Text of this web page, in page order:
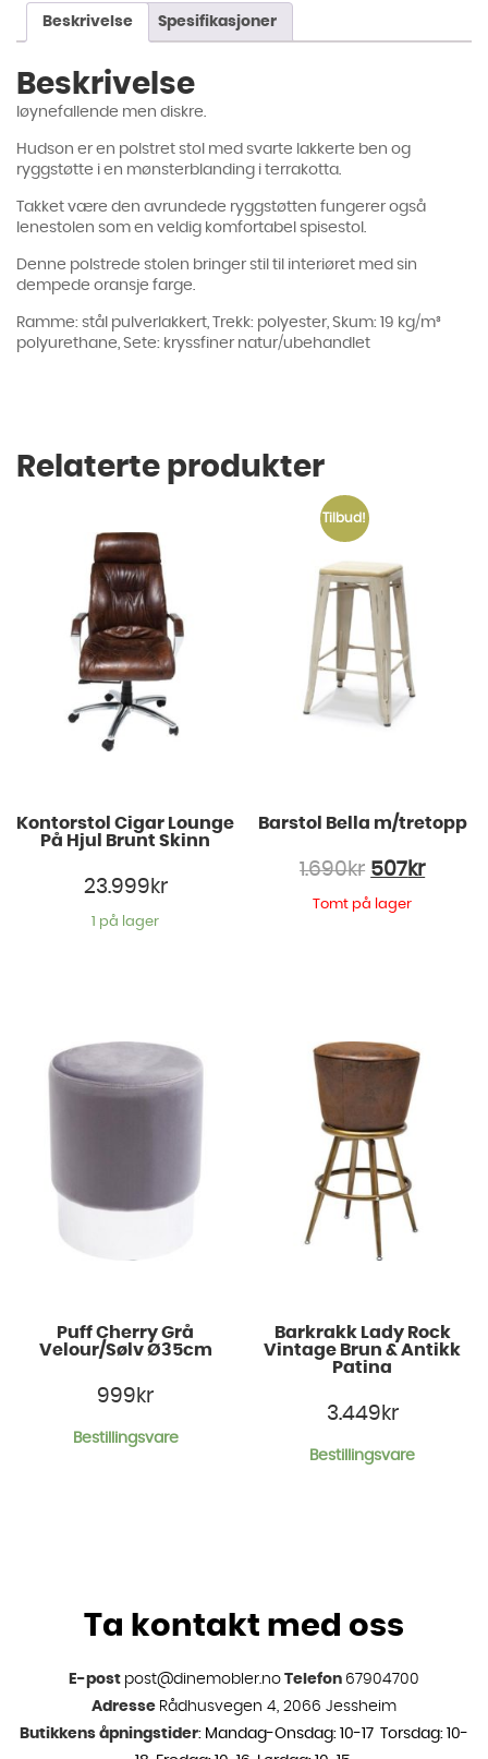
Beskrivelse Spesifikasjoner
Beskrivelse
Iøynefallende men diskre.
Hudson er en polstret stol med svarte lakkerte ben og
ryggstøtte i en mønsterblanding i terrakotta.
Takket være den avrundede ryggstøtten fungerer også
lenestolen som en veldig komfortabel spisestol.
Denne polstrede stolen bringer stil til interiøret med sin
dempede oransje farge.
Ramme: stål pulverlakkert, Trekk: polyester, Skum: 19 kg/m³
polyurethane, Sete: kryssfiner natur/ubehandlet
Relaterte produkter
Kontorstol Cigar Lounge
På Hjul Brunt Skinn
23.999 kr
1 på lager
Tilbud!
Barstol Bella m/tretopp
1.690kr 507 kr
Tomt på lager
Puff Cherry Grå
Velour/Sølv Ø35cm
999 kr
Bestillingsvare
Barkrakk Lady Rock
Vintage Brun & Antikk
Patina
3.449 kr
Bestillingsvare
Ta kontakt med oss
E-post post@dinemobler.no Telefon 67904700
Adresse Rådhusvegen 4, 2066 Jessheim
Butikkens åpningstider: Mandag-Onsdag: 10-17 Torsdag: 10-